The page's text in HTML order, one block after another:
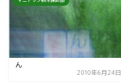
ん
2010年6月24日